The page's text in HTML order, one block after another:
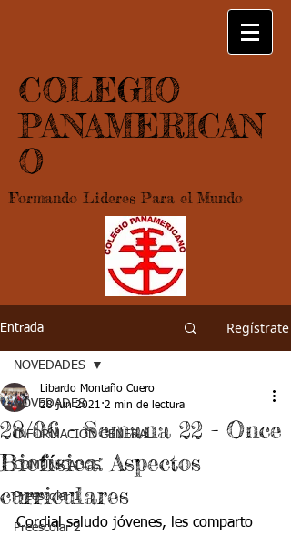
COLEGIO
PANAMERICAN
O
Formando Lideres Para el Mundo
Entrada Regístrate
NOVEDADES
INFORMACIÓN GENERAL
COMUNICADOS
Preescolar 1
Preescolar 2
NOVEDADES
28/06 - Semana 22 - Once
Biofísica: Aspectos
curriculares
Libardo Montaño Cuero
28 jun 2021 2 min de lectura
Cordial saludo jóvenes, les comparto